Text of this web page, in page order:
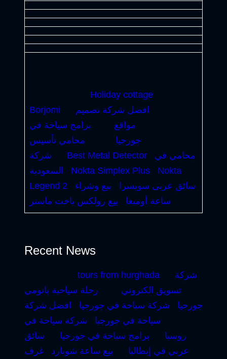
Holiday cottage
Borjomi
افضل شركة تصميم
مواقع
برامج سياحة في
جورجيا
محامي تأسيس
شركة
Best Metal Detector
محامي في
السعودية
Nokta Simplex Plus
Nokta
Legend 2
سائق عربى سويسرا
بيع وشراء
ساعة أوميغا
بيع رولكس ياخت ماستر
Recent News
tours from hurghada
شركة
تسويق الكتروني
رحلة سياحية باتومي
جورجيا
شركة سياحة في جورجيا
افضل شركة
سياحة في جورجيا
شركة سياحة في
روسيا
برامج سياحة في جورجيا
سائق
عربي في إيطاليا
بيع ساعة شوبارد
غرف